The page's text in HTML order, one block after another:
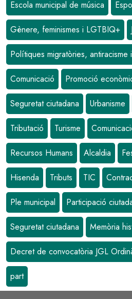
Escola municipal de música
Gènere, feminismes i LGTBIQ+
Polítiques migratòries,
Comunicació Promoció
Seguretat ciutadana Urbanisme
Tributació Turisme
Recursos Humans Alcaldia
Hisenda Tributs TIC
Ple municipal Participació
Seguretat ciutadana Memòria
Decret de convocatòria JGL
part